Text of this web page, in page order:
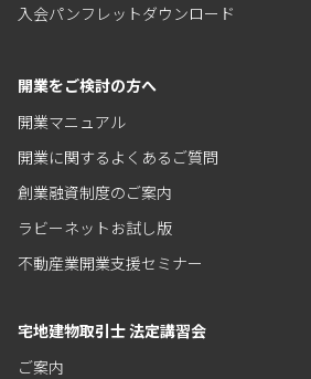
入会パンフレットダウンロード
開業をご検討の方へ
開業マニュアル
開業に関するよくあるご質問
創業融資制度のご案内
ラビーネットお試し版
不動産業開業支援セミナー
宅地建物取引士 法定講習会
ご案内